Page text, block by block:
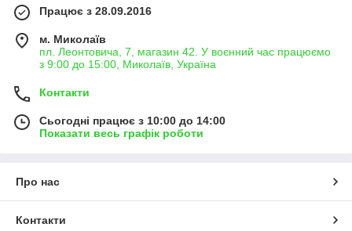
Працює з 28.09.2016
м. Миколаїв
пл. Леонтовича, 7, магазин 42. У воєнний час працюємо
з 9:00 до 15:00, Миколаїв, Україна
Контакти
Сьогодні працює з 10:00 до 14:00
Показати весь графік роботи
Про нас
Контакти